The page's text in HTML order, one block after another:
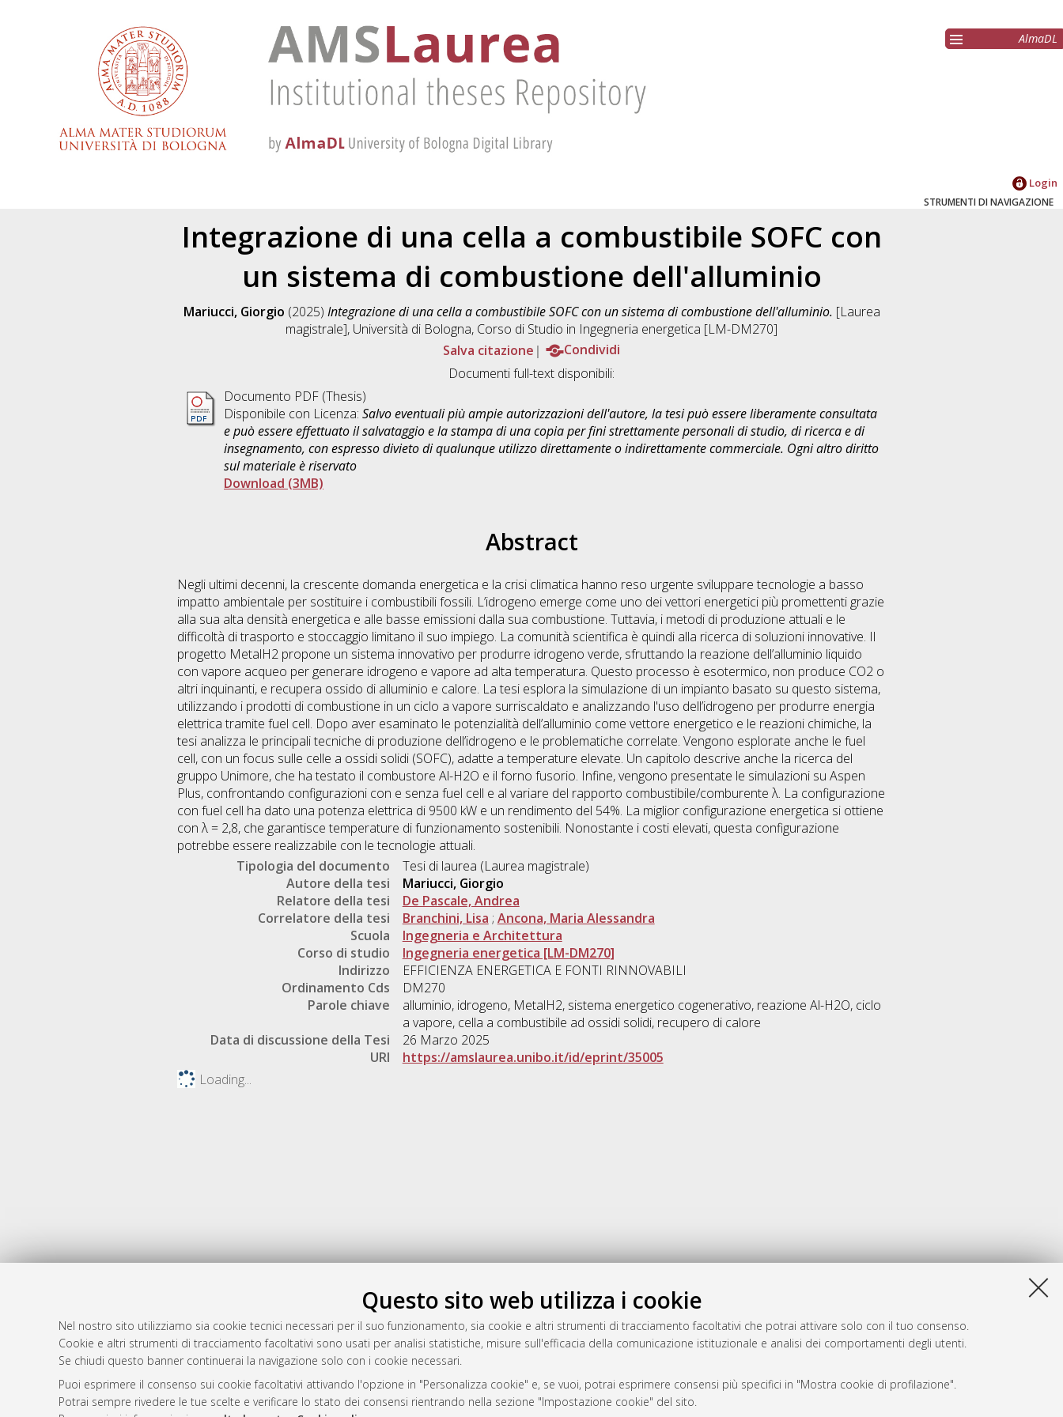
Questo sito web utilizza i cookie
Nel nostro sito utilizziamo sia cookie tecnici necessari per il suo funzionamento, sia cookie e altri strumenti di tracciamento facoltativi che potrai attivare solo con il tuo consenso.
Cookie e altri strumenti di tracciamento facoltativi sono usati per analisi statistiche, misure sull'efficacia della comunicazione istituzionale e analisi dei comportamenti degli utenti.
Se chiudi questo banner continuerai la navigazione solo con i cookie necessari.
Puoi esprimere il consenso sui cookie facoltativi attivando l'opzione in "Personalizza cookie" e, se vuoi, potrai esprimere consensi più specifici in "Mostra cookie di profilazione".
Potrai sempre rivedere le tue scelte e verificare lo stato dei consensi rientrando nella sezione "Impostazione cookie" del sito.
AlmaDL
Login
STRUMENTI DI NAVIGAZIONE
Integrazione di una cella a combustibile SOFC con
un sistema di combustione dell'alluminio
Mariucci, Giorgio (2025) Integrazione di una cella a combustibile SOFC con un sistema di combustione dell'alluminio. [Laurea
magistrale], Università di Bologna, Corso di Studio in Ingegneria energetica [LM-DM270]
Salva citazione
Condividi
Documenti full-text disponibili:
Documento PDF (Thesis)
Disponibile con Licenza: Salvo eventuali più ampie autorizzazioni dell'autore, la tesi può essere liberamente consultata
e può essere effettuato il salvataggio e la stampa di una copia per fini strettamente personali di studio, di ricerca e di
insegnamento, con espresso divieto di qualunque utilizzo direttamente o indirettamente commerciale. Ogni altro diritto
sul materiale è riservato
Download (3MB)
Abstract
Negli ultimi decenni, la crescente domanda energetica e la crisi climatica hanno reso urgente sviluppare tecnologie a basso
impatto ambientale per sostituire i combustibili fossili. L’idrogeno emerge come uno dei vettori energetici più promettenti grazie
alla sua alta densità energetica e alle basse emissioni dalla sua combustione. Tuttavia, i metodi di produzione attuali e le
difficoltà di trasporto e stoccaggio limitano il suo impiego. La comunità scientifica è quindi alla ricerca di soluzioni innovative. Il
progetto MetalH2 propone un sistema innovativo per produrre idrogeno verde, sfruttando la reazione dell’alluminio liquido
con vapore acqueo per generare idrogeno e vapore ad alta temperatura. Questo processo è esotermico, non produce CO2 o
altri inquinanti, e recupera ossido di alluminio e calore. La tesi esplora la simulazione di un impianto basato su questo sistema,
utilizzando i prodotti di combustione in un ciclo a vapore surriscaldato e analizzando l'uso dell’idrogeno per produrre energia
elettrica tramite fuel cell. Dopo aver esaminato le potenzialità dell’alluminio come vettore energetico e le reazioni chimiche, la
tesi analizza le principali tecniche di produzione dell’idrogeno e le problematiche correlate. Vengono esplorate anche le fuel
cell, con un focus sulle celle a ossidi solidi (SOFC), adatte a temperature elevate. Un capitolo descrive anche la ricerca del
gruppo Unimore, che ha testato il combustore Al-H2O e il forno fusorio. Infine, vengono presentate le simulazioni su Aspen
Plus, confrontando configurazioni con e senza fuel cell e al variare del rapporto combustibile/comburente λ. La configurazione
con fuel cell ha dato una potenza elettrica di 9500 kW e un rendimento del 54%. La miglior configurazione energetica si ottiene
con λ = 2,8, che garantisce temperature di funzionamento sostenibili. Nonostante i costi elevati, questa configurazione
potrebbe essere realizzabile con le tecnologie attuali.
Tipologia del documento
Tesi di laurea (Laurea magistrale)
Autore della tesi
Mariucci, Giorgio
Relatore della tesi
De Pascale, Andrea
Correlatore della tesi
Branchini, Lisa ; Ancona, Maria Alessandra
Scuola
Ingegneria e Architettura
Corso di studio
Ingegneria energetica [LM-DM270]
Indirizzo
EFFICIENZA ENERGETICA E FONTI RINNOVABILI
Ordinamento Cds
DM270
Parole chiave
alluminio, idrogeno, MetalH2, sistema energetico cogenerativo, reazione Al-H2O, ciclo
a vapore, cella a combustibile ad ossidi solidi, recupero di calore
Data di discussione della Tesi
26 Marzo 2025
URI
https://amslaurea.unibo.it/id/eprint/35005
Loading...
Gestione del documento:
Atom
Rss 1.0
Rss 2.0
AMS Laurea
Servizio implementato e gestito da
Impostazioni Cookie
Informativa sulla privacy